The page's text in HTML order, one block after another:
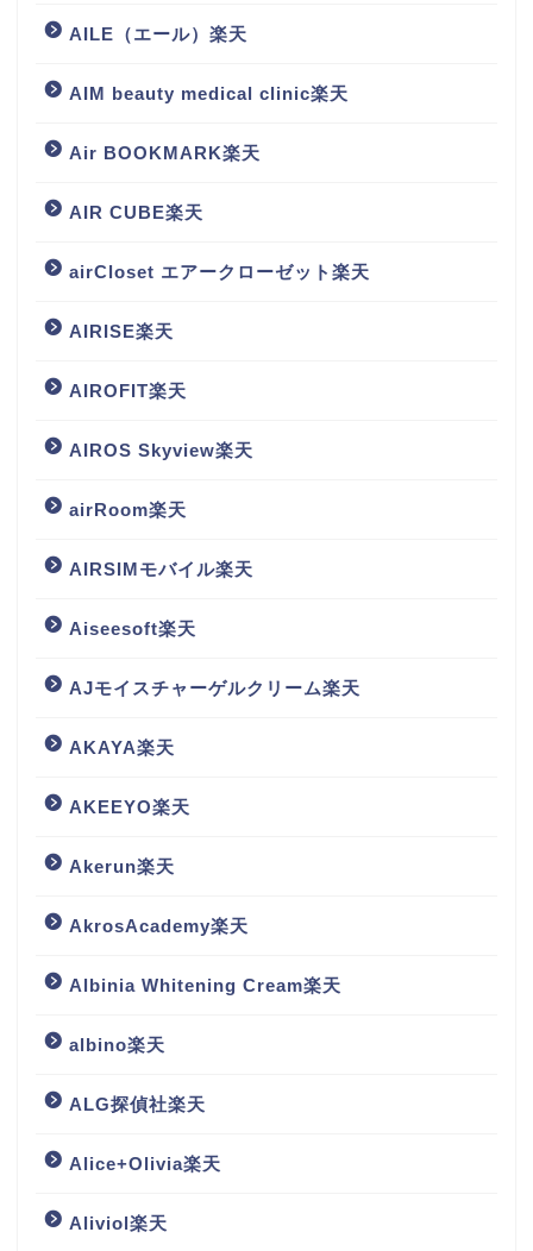
AILE（エール）楽天
AIM beauty medical clinic楽天
Air BOOKMARK楽天
AIR CUBE楽天
airCloset エアークローゼット楽天
AIRISE楽天
AIROFIT楽天
AIROS Skyview楽天
airRoom楽天
AIRSIMモバイル楽天
Aiseesoft楽天
AJモイスチャーゲルクリーム楽天
AKAYA楽天
AKEEYO楽天
Akerun楽天
AkrosAcademy楽天
Albinia Whitening Cream楽天
albino楽天
ALG探偵社楽天
Alice+Olivia楽天
Aliviol楽天